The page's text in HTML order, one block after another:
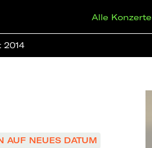
Alle Konzerte
AUF NEUES DATUM